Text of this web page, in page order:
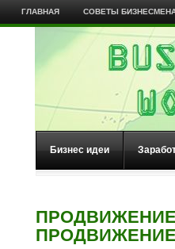
ГЛАВНАЯ СОВЕТЫ
Бизнес идеи